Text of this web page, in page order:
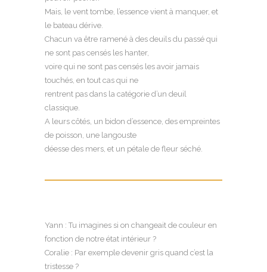
Mais, le vent tombe, l’essence vient à manquer, et
le bateau dérive.
Chacun va être ramené à des deuils du passé qui
ne sont pas censés les hanter,
voire qui ne sont pas censés les avoir jamais
touchés, en tout cas qui ne
rentrent pas dans la catégorie d’un deuil
classique.
A leurs côtés, un bidon d’essence, des empreintes
de poisson, une langouste
déesse des mers, et un pétale de fleur séché.
Yann : Tu imagines si on changeait de couleur en
fonction de notre état intérieur ?
Coralie : Par exemple devenir gris quand c’est la
tristesse ?